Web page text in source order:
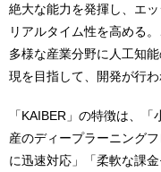
絶大な能力を発揮し、エ
リアルタイム性を高める
多様な産業分野に人工知
現を目指して、開発が行わ
「KAIBER」の特徴は、
産のディープラーニング
に迅速対応」「柔軟な課金